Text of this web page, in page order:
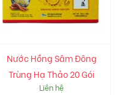
Nước Hồng Sâm Đông
Trùng Hạ Thảo 20 Gói
Liên hệ